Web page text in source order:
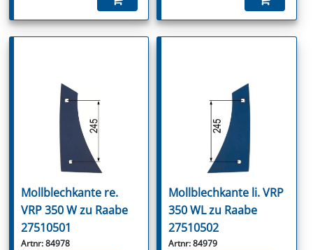
Mollblechkante re.
VRP 350 W zu Raabe
27510501
Artnr: 84978
Mollblechkante li. VRP
350 WL zu Raabe
27510502
Artnr: 84979